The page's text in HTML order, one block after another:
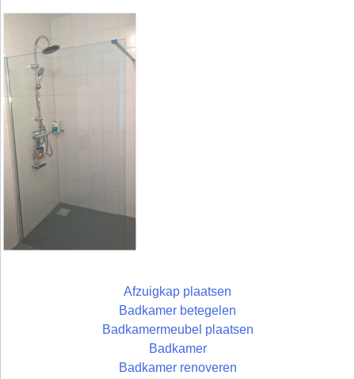
Afzuigkap plaatsen
Badkamer betegelen
Badkamermeubel plaatsen
Badkamer
Badkamer renoveren